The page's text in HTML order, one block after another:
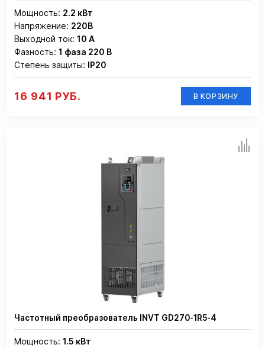
Мощность: 2.2 кВт
Напряжение: 220В
Выходной ток: 10 А
Фазность: 1 фаза 220 В
Степень защиты: IP20
16 941 РУБ. В КОРЗИНУ
Частотный преобразователь INVT GD270-1R5-4
Мощность: 1.5 кВт